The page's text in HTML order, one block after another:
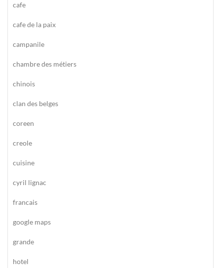
cafe
cafe de la paix
campanile
chambre des métiers
chinois
clan des belges
coreen
creole
cuisine
cyril lignac
francais
google maps
grande
hotel